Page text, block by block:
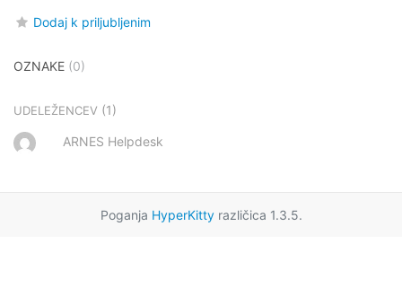
Dodaj k priljubljenim
OZNAKE (0)
UDELEŽENCEV (1)
ARNES Helpdesk
Poganja HyperKittyrazličica 1.3.5.